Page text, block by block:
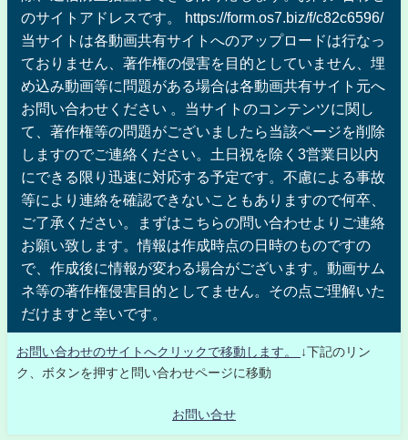
のサイトアドレスです。 https://form.os7.biz/f/c82c6596/
当サイトは各動画共有サイトへのアップロードは行なっ
ておりません、著作権の侵害を目的としていません、埋
め込み動画等に問題がある場合は各動画共有サイト元へ
お問い合わせください 。当サイトのコンテンツに関し
て、著作権等の問題がございましたら当該ページを削除
しますのでご連絡ください。土日祝を除く3営業日以内
にできる限り迅速に対応する予定です。不慮による事故
等により連絡を確認できないこともありますので何卒、
ご了承ください。まずはこちらの問い合わせよりご連絡
お願い致します。情報は作成時点の日時のものですの
で、作成後に情報が変わる場合がございます。動画サム
ネ等の著作権侵害目的としてません。その点ご理解いた
だけますと幸いです。
お問い合わせのサイトへクリックで移動します。
↓下記のリン
ク、ボタンを押すと問い合わせページに移動
お問い合せ